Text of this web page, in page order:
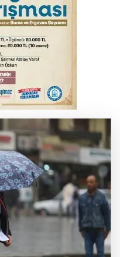
SGK borçlarına
giderken kazada
işçi hayatını